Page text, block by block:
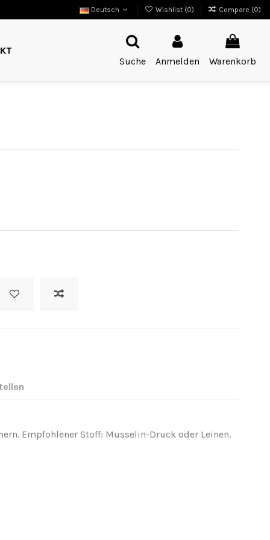
Deutsch Wishlist (0) Compare (0)
Suche
Anmelden Warenkorb
Empfohlener Stoff: Musselin-Druck oder Leinen.